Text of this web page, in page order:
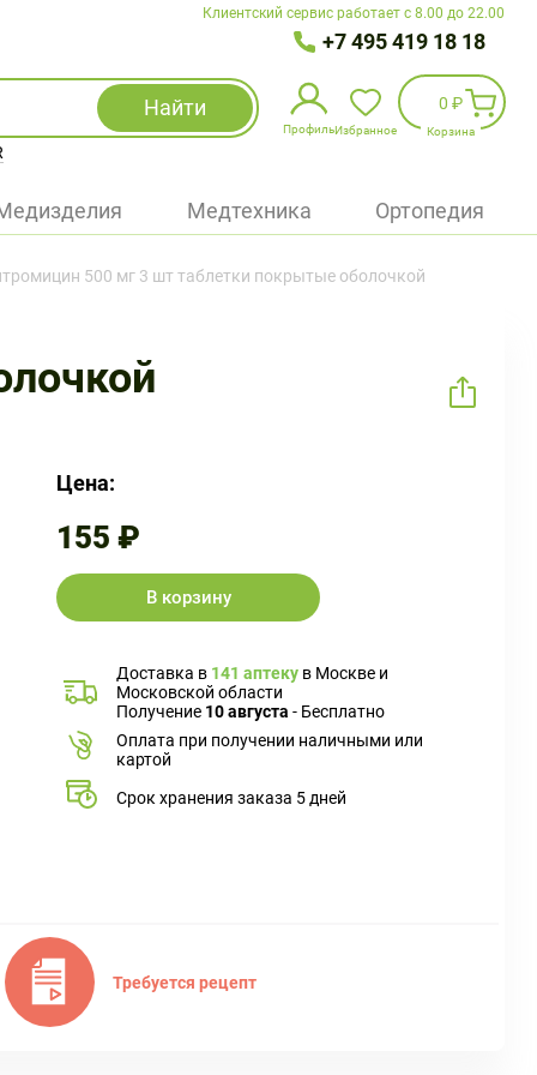
Клиентский сервис работает с 8.00 до 22.00
+7 495 419 18 18
Найти
Медицинская техника (приборы)
Профиль
Избранное
Войти
Избранное
0 ₽
Корзина
Медтехника Ортопедия
500 мг 3 шт таблетки покрытые оболочкой
Цена:
155 ₽
В корзину
Доставка в 141 аптеку в Москве и
Московской области
Получение 10 августа - Бесплатно
Оплата при получении наличными или
картой
Срок хранения заказа 5 дней
Требуется рецепт